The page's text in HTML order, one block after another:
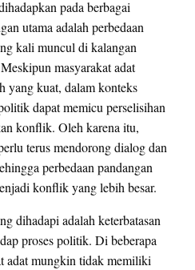
pada berbagai
utama adalah perbedaan
kali muncul di kalangan
masyarakat adat
yang kuat, dalam konteks
dapat memicu perselisihan
konflik. Oleh karena itu,
terus mendorong dialog dan
perbedaan pandangan
konflik yang lebih besar.
dihadapi adalah keterbatasan
proses politik. Di beberapa
adat mungkin tidak memiliki